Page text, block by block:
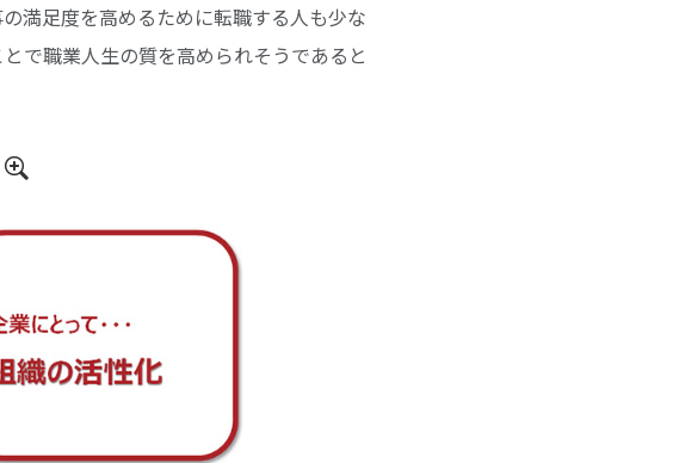
満足度を高めるために転職する人も少な
で職業人生の質を高められそうであると